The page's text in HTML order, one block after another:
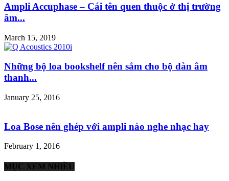
Ampli Accuphase – Cái tên quen thuộc ở thị trường
âm...
March 15, 2019
Những bộ loa bookshelf nên sắm cho bộ dàn âm
thanh...
January 25, 2016
Loa Bose nên ghép với ampli nào nghe nhạc hay
February 1, 2016
MỤC XEM NHIỀU